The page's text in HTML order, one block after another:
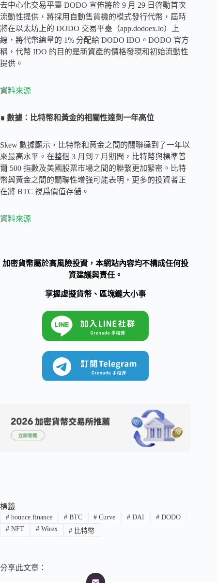
去中心化交易平臺 DODO 宣佈將於 9 月 29 日啓動首次
流動性提供，將採用自動售貨機的模式發行代幣，屆時
將在以太坊上的 DODO 交易平臺（app.dodoex.io）上
線，將代幣總量的 1% 分配給 DODO IDO。DODO 官方
稱，代幣 IDO 的目的是新資產的價格發現和初始流動性
提供。
資料來源
∎ 數據：比特幣和黃金的相關性達到一年高位
Skew 數據顯示，比特幣和黃金之間的關聯達到了一年以
來最高水平。在整個 3 月到 7 月期間，比特幣與標準普
爾 500 指數及美國股票市場之間的聯繫更加緊密。比特
幣與黃金之間的關聯性增強可能表明，更多的投資者正
在將 BTC 視爲價值存儲。
資料來源
加密貨幣屬於高風險投資，本網站內容均不構成任何投
資建議與責任。
掌握虛擬貨幣、區塊鏈大小事
標籤
#bounce.finance #BTC # Curve # DAI # DODO
#NFT #Wirex # 比特幣
分享此文章：